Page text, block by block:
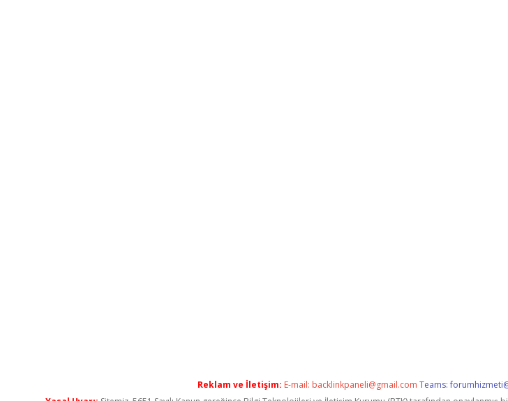
Reklam ve İletişim: E-mail: backlinkpaneli@gmail.com Teams: